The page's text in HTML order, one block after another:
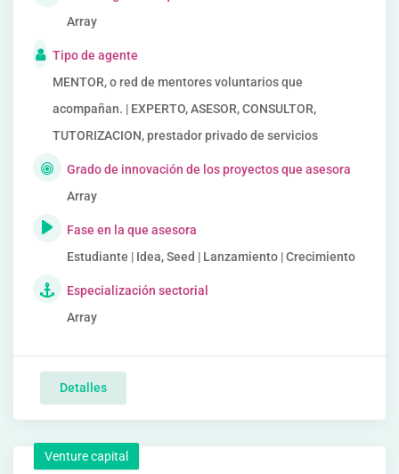
Array
Tipo de agente
MENTOR, o red de mentores voluntarios que
acompañan. | EXPERTO, ASESOR, CONSULTOR,
TUTORIZACION, prestador privado de servicios
Grado de innovación de los proyectos que asesora
Array
Fase en la que asesora
Estudiante | Idea, Seed | Lanzamiento | Crecimiento
Especialización sectorial
Array
Detalles
Venture capital